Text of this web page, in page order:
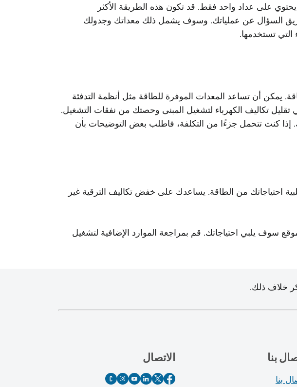
على عداد واحد فقط. قد تكون هذه الطريقة الأكثر
طريق السؤال عن عملياتك. وسوف يشمل ذلك معداتك وجدولك
تستخدمها.
يمكن أن تساعد المعدات الموفرة للطاقة مثل أنظمة التدفئة
تقليل تكاليف الكهرباء لتشغيل المبنى وحصتك من نفقات التشغيل.
إذا كنت تتحمل جزءًا من التكلفة، فاطلب بعض التوضيحات بأن
احتياجاتك من الطاقة. يساعدك على خفض تكاليف الترقية غير
سوف يلبي احتياجاتك. قم بمراجعة الموارد الإضافية لتشغيل
خلاف ذلك.
بنا
بنا
الاتصال